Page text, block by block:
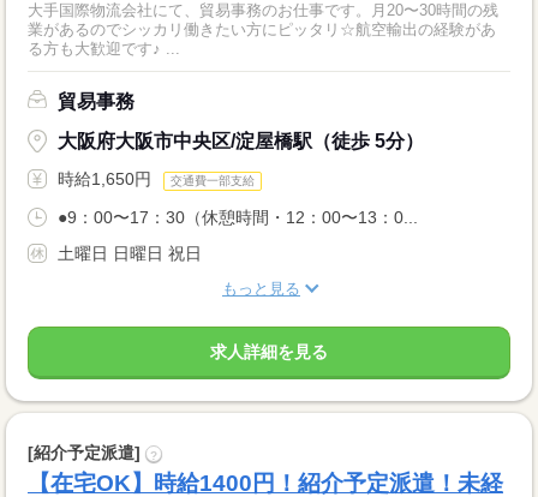
大手国際物流会社にて、貿易事務のお仕事です。月20〜30時間の残
業があるのでシッカリ働きたい方にピッタリ☆航空輸出の経験があ
る方も大歓迎です♪ ...
貿易事務
大阪府大阪市中央区/淀屋橋駅（徒歩 5分）
時給1,650円 交通費一部支給
●9：00〜17：30（休憩時間・12：00〜13：0...
土曜日 日曜日 祝日
もっと見る
求人詳細を見る
[紹介予定派遣] ?
【在宅OK】時給1400円！紹介予定派遣！未経